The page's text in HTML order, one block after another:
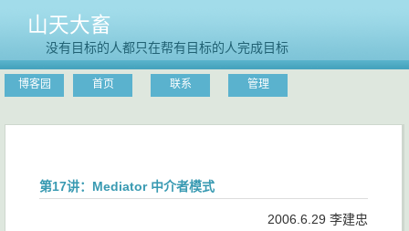
山天大畜
没有目标的人都只在帮有目标的人完成目标
博客园 首页 联系 管理
第17讲：Mediator 中介者模式
2006.6.29 李建忠